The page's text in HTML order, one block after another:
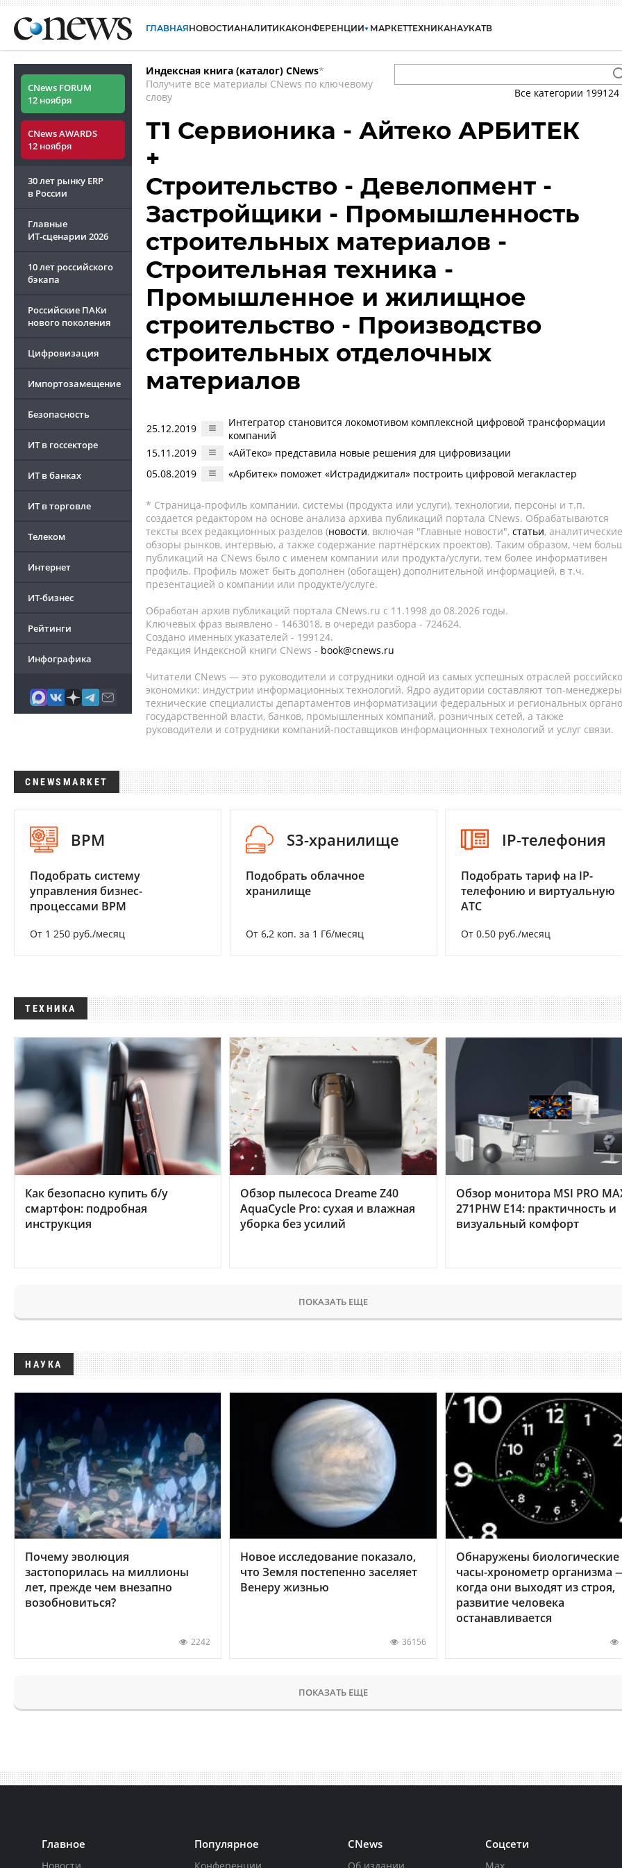
ГЛАВНАЯНОВОСТИАНАЛИТИКАКОНФЕРЕНЦИИ МАРКЕТТЕХНИКАНАУКАТВ
CNews FORUM
12 ноября
CNews AWARDS
12 ноября
30 лет рынку ERP
в России
Главные
ИТ-сценарии 2026
10 лет российского
бэкапа
Российские ПАКи
нового поколения
Цифровизация
Импортозамещение
Безопасность
ИТ в госсекторе
ИТ в банках
ИТ в торговле
Телеком
Интернет
ИТ-бизнес
Рейтинги
Инфографика
Индексная книга (каталог) CNews*
Получите все материалы CNews по ключевому
слову
Все категории 199124
Т1 Сервионика - Айтеко АРБИТЕК
+
Строительство - Девелопмент -
Застройщики - Промышленность
строительных материалов -
Строительная техника -
Промышленное и жилищное
строительство - Производство
строительных отделочных
материалов
25.12.2019
Интегратор становится локомотивом комплексной цифровой трансформации
компаний
15.11.2019
«АйТеко» представила новые решения для цифровизации
05.08.2019
«Арбитек» поможет «Истрадиджитал» построить цифровой мегакластер
* Страница-профиль компании, системы (продукта или услуги), технологии, персоны и т.п.
создается редактором на основе анализа архива публикаций портала CNews. Обрабатываются
тексты всех редакционных разделов (новости, включая "Главные новости", статьи, аналитические
обзоры рынков, интервью, а также содержание партнёрских проектов). Таким образом, чем
публикаций на CNews было с именем компании или продукта/услуги, тем более информативен
профиль. Профиль может быть дополнен (обогащен) дополнительной информацией, в т.ч.
презентацией о компании или продукте/услуге.
Обработан архив публикаций портала CNews.ru c 11.1998 до 08.2026 годы.
Ключевых фраз выявлено - 1463018, в очереди разбора - 724624.
Создано именных указателей - 199124.
Редакция Индексной книги CNews - book@cnews.ru
Читатели CNews — это руководители и сотрудники одной из самых успешных отраслей
экономики: индустрии информационных технологий. Ядро аудитории составляют топ-
технические специалисты департаментов информатизации федеральных и региональных
государственной власти, банков, промышленных компаний, розничных сетей, а также
руководители и сотрудники компаний-поставщиков информационных технологий и услуг связи.
CNEWSMARKET
BPM
Подобрать систему
управления бизнес-
процессами BPM
От 1 250 руб./месяц
S3-хранилище
Подобрать облачное
хранилище
От 6,2 коп. за 1 Гб/месяц
IP-телефония
Подобрать тариф на IP-
телефонию и виртуальную
АТС
От 0.50 руб./месяц
ТЕХНИКА
Как безопасно купить б/у
смартфон: подробная
инструкция
Обзор пылесоса Dreame Z40
AquaCycle Pro: сухая и влажная
уборка без усилий
Обзор монитора MSI PRO
271PHW E14: практичность и
визуальный комфорт
ПОКАЗАТЬ ЕЩЕ
НАУКА
Почему эволюция
застопорилась на миллионы
лет, прежде чем внезапно
возобновиться?
2242
Новое исследование показало,
что Земля постепенно заселяет
Венеру жизнью
36156
Обнаружены биологические
часы-хронометр организма
когда они выходят из строя,
развитие человека
останавливается
ПОКАЗАТЬ ЕЩЕ
Главное Популярное CNews Соцсети